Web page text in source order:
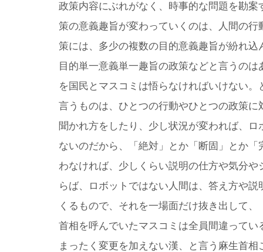
政策内容にぶれがなく、時事的な問題を勘案
策の意義趣旨が変わっていくのは、人間の行
策には、多少の複数の目的意義趣旨が紛れ込
目的単一意義単一趣旨の政策などと言うの
を国民とマスコミは悟らなければいけない。
言うものは、ひとつの行動やひとつの政策に
聞かれ方をしたり、少し状況が変われば、ロ
ないのだから、「絶対」とか「断固」とか「
わなければ、少しくらい説明の仕方や気分や
らば、ロボットではない人間は、答え方や
くるもので、それを一場面だけ抜き出して
首相を呼んでいたマスコミは全員間違ってい
まったく変更を加えない漢、と言う麻生首